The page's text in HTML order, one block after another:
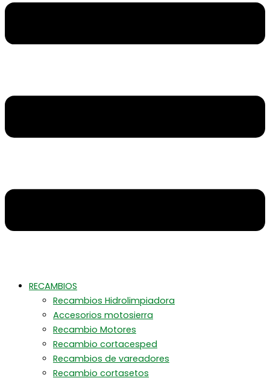
RECAMBIOS
Recambios Hidrolimpiadora
Accesorios motosierra
Recambio Motores
Recambio cortacesped
Recambios de vareadores
Recambio cortasetos